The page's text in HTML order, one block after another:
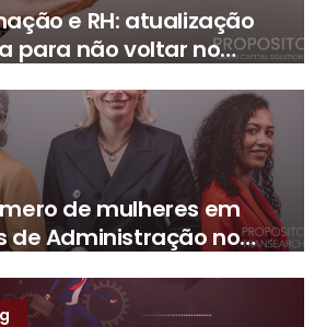
e RH: atualização
para não voltar no
de mulheres em
de Administração no